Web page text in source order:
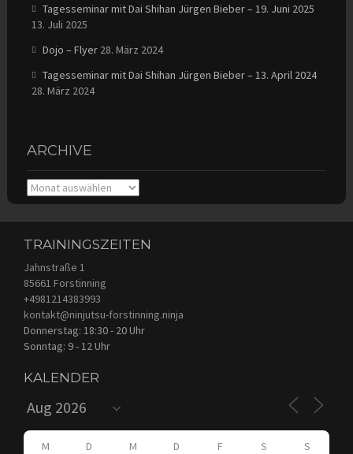
Tagesseminar mit Dai Shihan Jürgen Bieber – 19. Juni 2025
13. Juli 2025
Dojo – Flyer 28. März 2024
Tagesseminar mit Dai Shihan Jürgen Bieber – 13. April 2024
28. März 2024
ARCHIVE
Archive
TRAININGSZEITEN
Jahnstraße 1
85661 Forstinning
+4981214383993
kontakt@ninjutsu-forstinning.ninja
Donnerstag: 18:30 - 20 Uhr
Sonntag: 9 - 12 Uhr
KALENDER
M D M D F S S